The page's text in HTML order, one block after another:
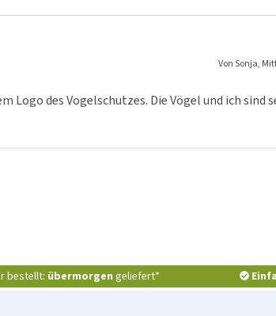
VonSonja,
des Vogelschutzes. Die Vögel und ich sind
bestellt: übermorgen geliefert*